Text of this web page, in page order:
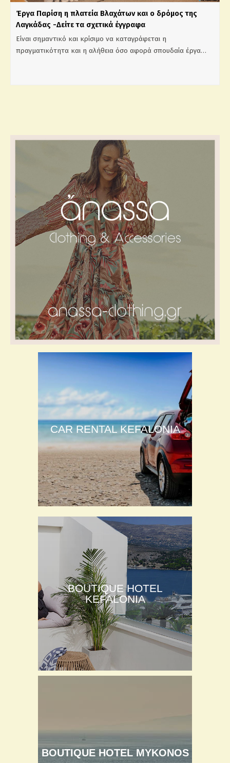
Έργα Παρίση η πλατεία Βλαχάτων και ο δρόμος της
Λαγκάδας -Δείτε τα σχετικά έγγραφα
Είναι σημαντικό και κρίσιμο να καταγράφεται η
πραγματικότητα και η αλήθεια όσο αφορά σπουδαία έργα…
CAR RENTAL KEFALONIA
BOUTIQUE HOTEL
KEFALONIA
BOUTIQUE HOTEL MYKONOS